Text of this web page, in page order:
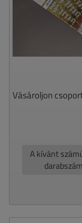
Vásároljon
A kívánt